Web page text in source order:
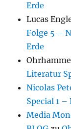
Erde
Lucas
Folge 5 –
Erde
Literatur
Nicolas
Special 1
Media